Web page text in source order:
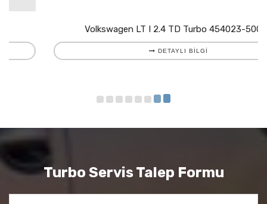
Volkswagen LT I 2.4 TD Turbo 454023-5002S
DETAYLI BILGI
Turbo Servis Talep Formu